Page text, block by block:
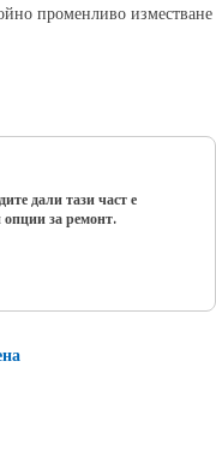
променливо изместване
дали тази част е
за ремонт.